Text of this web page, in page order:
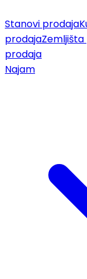
Stanovi prodaja
prodaja
prodaja
Najam